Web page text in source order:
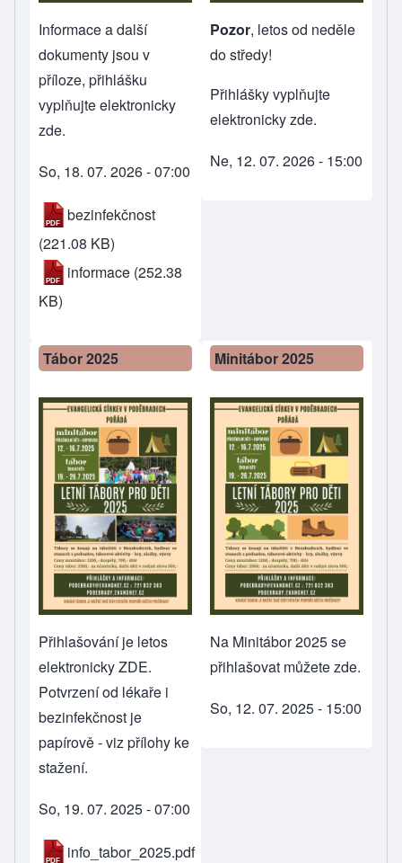
Informace a další
dokumenty jsou v
příloze, přihlášku
vyplňujteelektronicky
zde.
So, 18. 07. 2026 - 07:00
bezinfekčnost
(221.08 KB)
informace (252.38
KB)
Pozor, letos od neděle
do středy!
Přihlášky vyplňujte
elektronicky zde.
Ne, 12. 07. 2026 - 15:00
Tábor 2025
Přihlašování je letos
elektronickyZDE.
Potvrzení od lékaře i
bezinfekčnost je
papírově - viz přílohy ke
stažení.
So, 19. 07. 2025 - 07:00
info_tabor_2025.pdf
Minitábor 2025
Na Minitábor 2025 se
přihlašovat můžete zde.
So, 12. 07. 2025 - 15:00